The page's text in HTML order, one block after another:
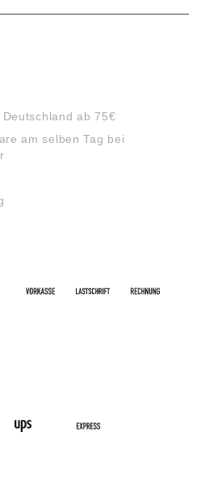
ab 75€
am selben Tag bei